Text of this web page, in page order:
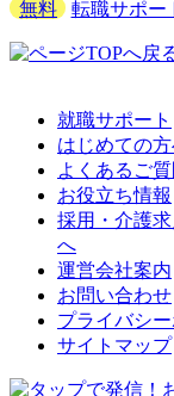
無料 転職サポー
就職サポート
はじめての
よくあるご質
お役立ち情報
採用・介護
へ
運営会社案内
お問い合わせ
プライバシ
サイトマップ